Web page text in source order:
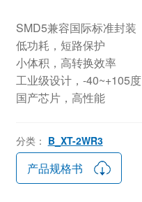
SMD5兼容国际标准封装
低功耗，短路保护
小体积，高转换效率
工业级设计，-40~+105度
国产芯片，高性能
分类： B_XT-2WR3
产品规格书